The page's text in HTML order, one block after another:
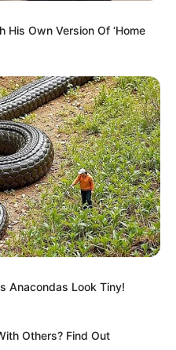
His Own Version Of ‘Home
Anacondas Look Tiny!
Others? Find Out